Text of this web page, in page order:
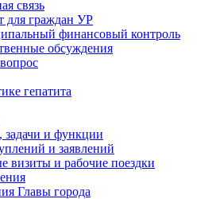
связь
для граждан УР
финансовый контроль
обсуждения
гепатита
и функции
и заявлений
визиты и рабочие поездки
Главы города